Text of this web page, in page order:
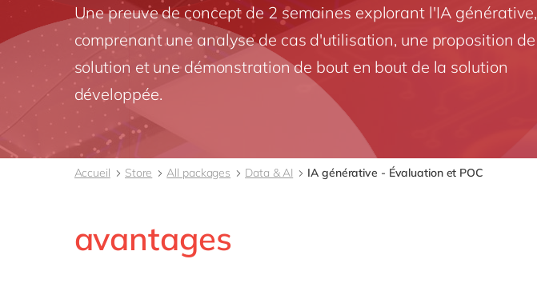
Une preuve de concept de 2 semaines explorant l'IA générative,
comprenant une analyse de cas d'utilisation, une proposition de
solution et une démonstration de bout en bout de la solution
développée.
Accueil Store All packages Data & AI IA générative - Évaluation et POC
avantages